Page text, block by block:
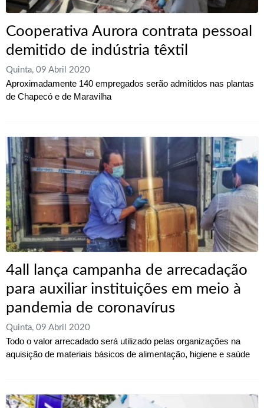
Cooperativa Aurora contrata pessoal
demitido de indústria têxtil
Quinta, 09 Abril 2020
Aproximadamente 140 empregados serão admitidos nas plantas
de Chapecó e de Maravilha
4all lança campanha de arrecadação
para auxiliar instituições em meio à
pandemia de coronavírus
Quinta, 09 Abril 2020
Todo o valor arrecadado será utilizado pelas organizações na
aquisição de materiais básicos de alimentação, higiene e saúde